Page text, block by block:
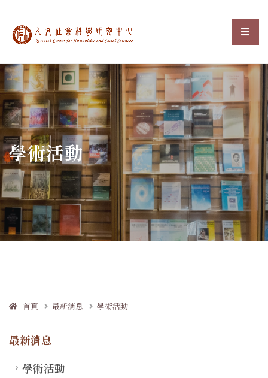
中央研究院人文社會科選
:::
學術活動
首頁 最新消息 學術活動
最新消息
學術活動